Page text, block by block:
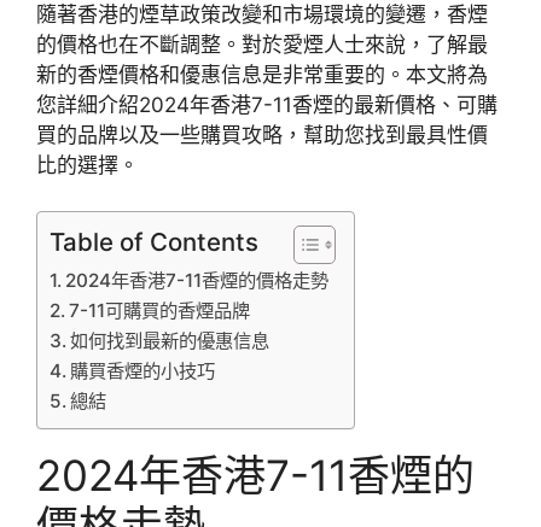
隨著香港的煙草政策改變和市場環境的變遷，香煙
的價格也在不斷調整。對於愛煙人士來說，了解最
新的香煙價格和優惠信息是非常重要的。本文將為
您詳細介紹2024年香港7-11香煙的最新價格、可購
買的品牌以及一些購買攻略，幫助您找到最具性價
比的選擇。
Table of Contents
2024年香港7-11香煙的價格走勢
7-11可購買的香煙品牌
如何找到最新的優惠信息
購買香煙的小技巧
總結
2024年香港7-11香煙的